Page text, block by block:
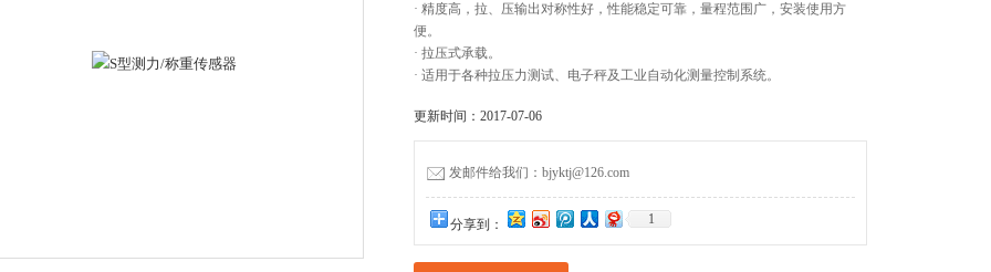
· 精度高，拉、压输出对称性好，性能稳定可靠，量程范围广，安装使用方
便。
· 拉压式承载。
· 适用于各种拉压力测试、电子秤及工业自动化测量控制系统。
更新时间：2017-07-06
发邮件给我们：bjyktj@126.com
分享到： 1